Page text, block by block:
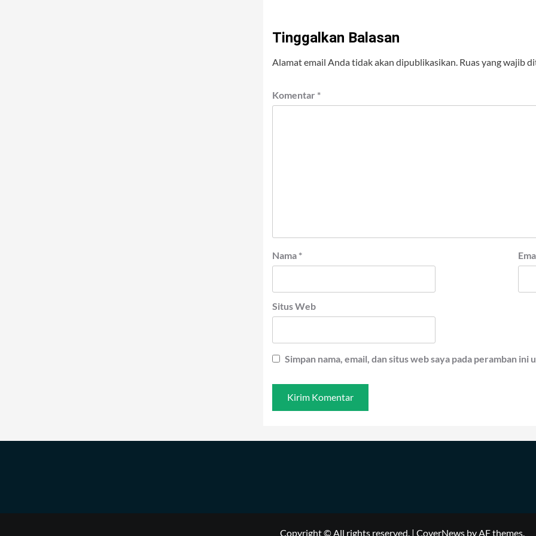
Tinggalkan Balasan
Alamat email Anda tidak akan dipublikasikan. Ruas yang wajib
Komentar *
Nama *
Situs Web
Simpan nama, email, dan situs web saya pada peramban
Copyright © All rights reserved. | CoverNewsby AF themes.